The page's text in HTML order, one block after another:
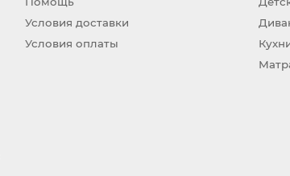
Условия доставки
Условия оплаты